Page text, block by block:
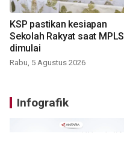
KSP pastikan kesiapan
Sekolah Rakyat saat MPLS
dimulai
Rabu, 5 Agustus 2026
Infografik